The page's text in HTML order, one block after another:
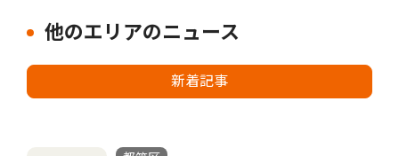
他のエリアのニュース
新着記事